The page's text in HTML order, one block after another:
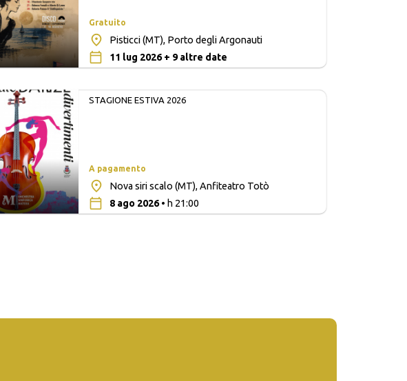
Gratuito
Pisticci (MT), Porto degli Argonauti
11 lug 2026 + 9 altre date
STAGIONE ESTIVA 2026
A pagamento
Nova siri scalo (MT), Anfiteatro Totò
8 ago 2026• h 21:00